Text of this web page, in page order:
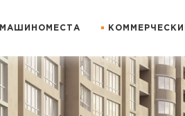
МАШИНОМЕСТА